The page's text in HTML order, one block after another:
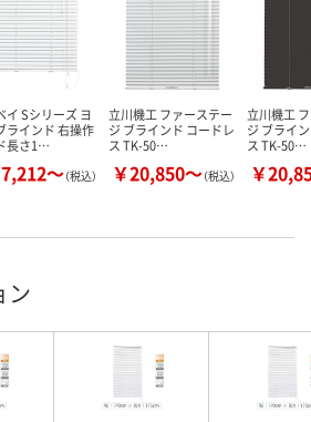
イ Sシリーズ ヨ
ラインド 右操作
長さ1…
～（税込）
立川機工 ファーステー
ジ ブラインド コードレ
ス TK-50…
￥20,850～（税込）
立川機工
ジ ブライ
ス TK-50…
￥
ン